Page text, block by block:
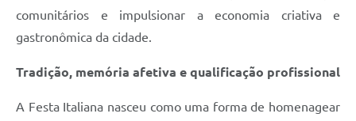
comunitários e impulsionar a economia criativa e
gastronômica da cidade.
Tradição, memória afetiva e qualificação profissional
A Festa Italiana nasceu como uma forma de homenagear